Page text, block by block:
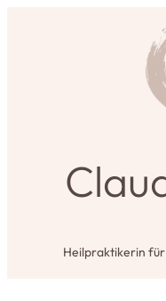
Heilpraktikerin